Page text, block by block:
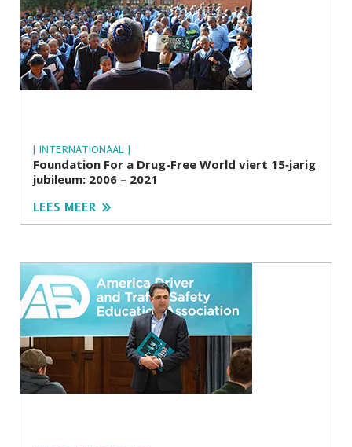
| INTERNATIONAAL |
Foundation For a Drug-Free World viert 15‑jarig
jubileum: 2006 – 2021
LEES MEER